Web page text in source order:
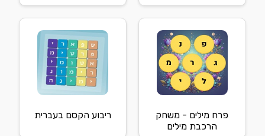
פרח מילים - משחק
הרכבת מילים
ריבוע הקסם בעברית